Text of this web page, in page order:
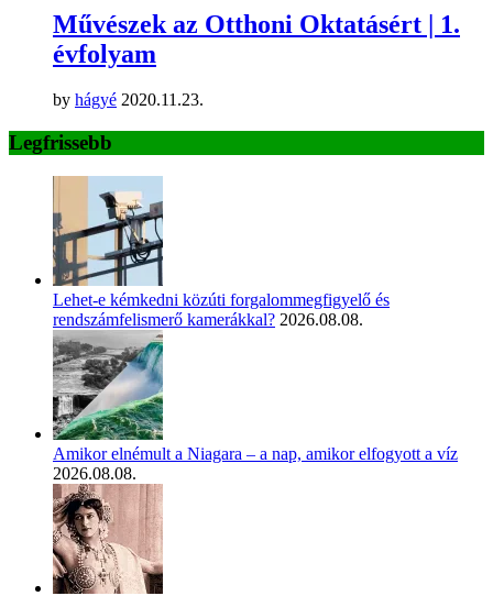
Művészek az Otthoni Oktatásért | 1.
évfolyam
by hágyé 2020.11.23.
Legfrissebb
Lehet-e kémkedni közúti forgalommegfigyelő és
rendszámfelismerő kamerákkal? 2026.08.08.
Amikor elnémult a Niagara – a nap, amikor elfogyott a víz
2026.08.08.